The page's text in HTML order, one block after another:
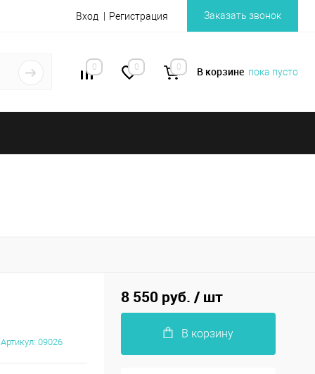
Вход Регистрация Заказать звонок
0 0 0 В корзине пока пусто
Артикул: 09026
8 550 руб. / шт
В корзину